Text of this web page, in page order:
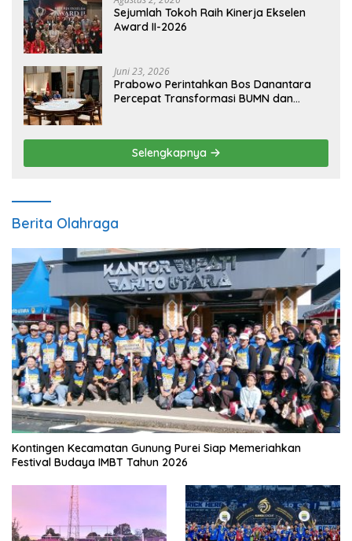
Sejumlah Tokoh Raih Kinerja Ekselen
Award II-2026
Juni 23, 2026
Prabowo Perintahkan Bos Danantara
Percepat Transformasi BUMN dan
Selengkapnya
Berita Olahraga
Kontingen Kecamatan Gunung Purei Siap Memeriahkan
Festival Budaya IMBT Tahun 2026